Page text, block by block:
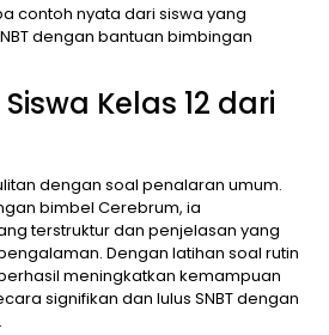
contoh nyata dari siswa yang
dengan bantuan bimbingan
Siswa Kelas 12 dari
dengan soal penalaran umum.
bimbel Cerebrum, ia
terstruktur dan penjelasan yang
Dengan latihan soal rutin
meningkatkan kemampuan
signifikan dan lulus SNBT dengan